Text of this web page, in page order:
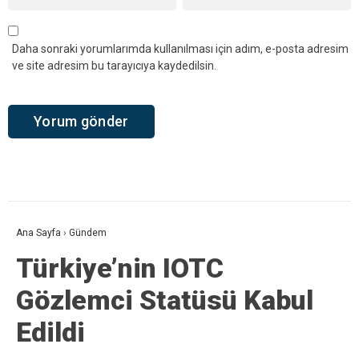
Daha sonraki yorumlarımda kullanılması için adım, e-posta adresim
ve site adresim bu tarayıcıya kaydedilsin.
Ana Sayfa › Gündem
Türkiye’nin IOTC
Gözlemci Statüsü Kabul
Edildi